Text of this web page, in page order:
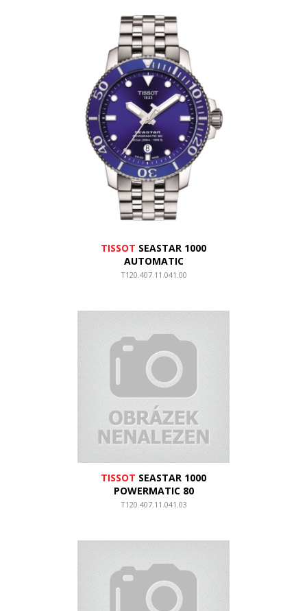
TISSOT SEASTAR 1000
AUTOMATIC
T120.407.11.041.00
TISSOT SEASTAR 1000
POWERMATIC 80
T120.407.11.041.03